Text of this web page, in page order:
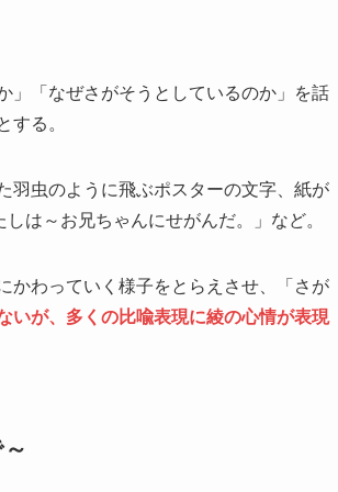
「なぜさがそうとしているのか」を話
する。
羽虫のように飛ぶポスターの文字、紙が
は～お兄ちゃんにせがんだ。」など。
かわっていく様子をとらえさせ、「さが
いが、多くの比喩表現に綾の心情が表現
～